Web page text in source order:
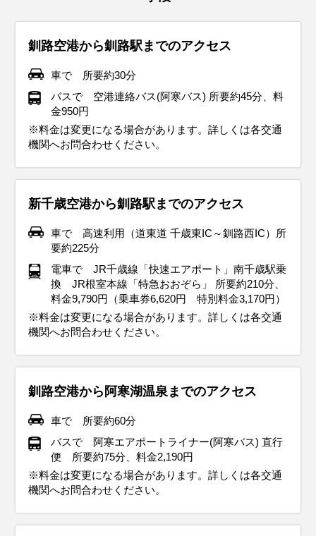
釧路空港から釧路駅までのアクセス
車で 所要約30分
バスで 空港連絡バス(阿寒バス) 所要約45分、料
金950円
※料金は変更になる場合があります。詳しくは各交通
機関へお問合わせください。
新千歳空港から釧路駅までのアクセス
車で 高速利用（道東道 千歳東IC～釧路西IC）所
要約225分
電車で JR千歳線「快速エアポート」南千歳駅乗
換 JR根室本線「特急おおぞら」 所要約210分、
料金9,790円（乗車券6,620円 特別料金3,170円）
※料金は変更になる場合があります。詳しくは各交通
機関へお問合わせください。
釧路空港から阿寒湖温泉までのアクセス
車で 所要約60分
バスで 阿寒エアポートライナー(阿寒バス) 直行
便 所要約75分、料金2,190円
※料金は変更になる場合があります。詳しくは各交通
機関へお問合わせください。